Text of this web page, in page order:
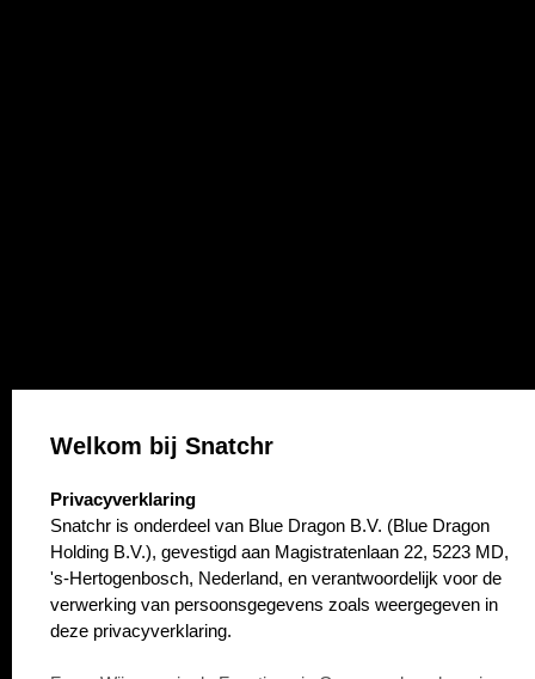
Welkom bij Snatchr
select language
Privacyverklaring
Snatchr is onderdeel van Blue Dragon B.V. (Blue Dragon
Holding B.V.), gevestigd aan Magistratenlaan 22, 5223 MD,
's-Hertogenbosch, Nederland, en verantwoordelijk voor de
verwerking van persoonsgegevens zoals weergegeven in
deze privacyverklaring.